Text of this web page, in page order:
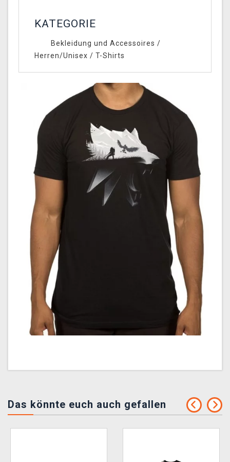
KATEGORIE
Bekleidung und Accessoires /
Herren/Unisex / T-Shirts
Das könnte euch auch gefallen